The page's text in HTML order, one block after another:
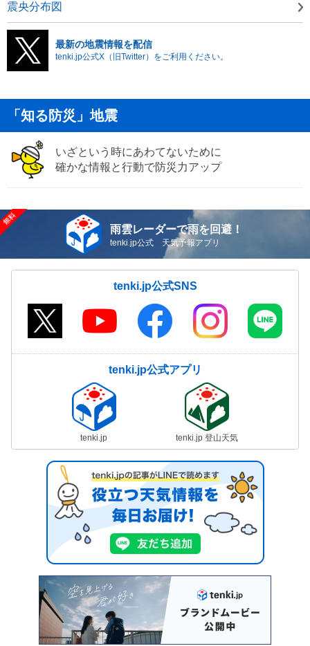
震央分布図
最新の地震情報を配信
tenki.jp公式X（旧Twitter）をご利用ください。
「知る防災」地震
いざという時にあわてないために
確かな情報と行動で防災力アップ
雨雲レーダーで雨を回避！
tenki.jp公式 天気予報アプリ
tenki.jp公式SNS
tenki.jp公式アプリ
tenki.jp tenki.jp 登山天気